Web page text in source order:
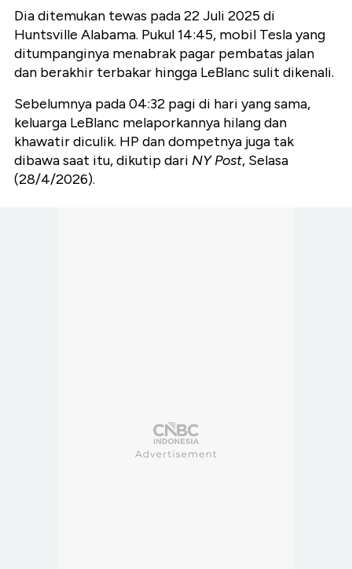
Dia ditemukan tewas pada 22 Juli 2025 di
Huntsville Alabama. Pukul 14:45, mobil Tesla yang
ditumpanginya menabrak pagar pembatas jalan
dan berakhir terbakar hingga LeBlanc sulit dikenali.
Sebelumnya pada 04:32 pagi di hari yang sama,
keluarga LeBlanc melaporkannya hilang dan
khawatir diculik. HP dan dompetnya juga tak
dibawa saat itu, dikutip dari NY Post, Selasa
(28/4/2026).